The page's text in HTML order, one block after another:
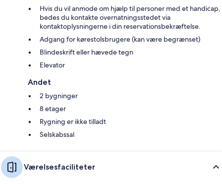
Hvis du vil anmode om hjælp til personer med et handicap,
bedes du kontakte overnatningsstedet via
kontaktoplysningerne i din reservationsbekræftelse.
Adgang for kørestolsbrugere (kan være begrænset)
Blindeskrift eller hævede tegn
Elevator
Andet
2 bygninger
8 etager
Rygning er ikke tilladt
Selskabssal
Værelsesfaciliteter